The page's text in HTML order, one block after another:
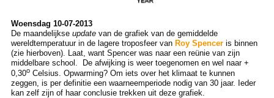
Woensdag 10-07-2013
De maandelijkse updatevan de grafiek van de gemiddelde
wereldtemperatuur in de lagere troposfeer van Roy Spenceris binnen
(zie hierboven). Laat, want Spencer was naar een reünie van zijn
middelbare school. De afwijking is weer toegenomen en wel naar +
0,30oCelsius. Opwarming? Om iets over het klimaat te kunnen
zeggen, is per definitie een waarneemperiode nodig van 30 jaar. Ieder
kan zelf zijn of haar conclusie trekken uit deze grafiek.